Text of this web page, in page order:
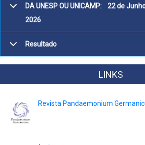
DA UNESP OU UNICAMP: 22 de
2026
Resultado
LINKS
Revista Pandaemonium